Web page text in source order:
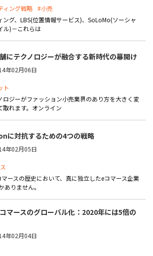
ィング戦略 #小売
ング、LBS(位置情報サービス)、SoLoMo(ソーシャ
ル)－これらは
にテクノロジーが融合する新時代の幕開け
年02月06日
ト
ロジーがファッション小売業界のあり方を大きく変
取れます。オンライン
に対抗するための4つの戦略
年02月05日
ースの歴史において、真に独立したeコマース企業
りません。
マースのグローバル化：2020年には5倍の
年02月04日